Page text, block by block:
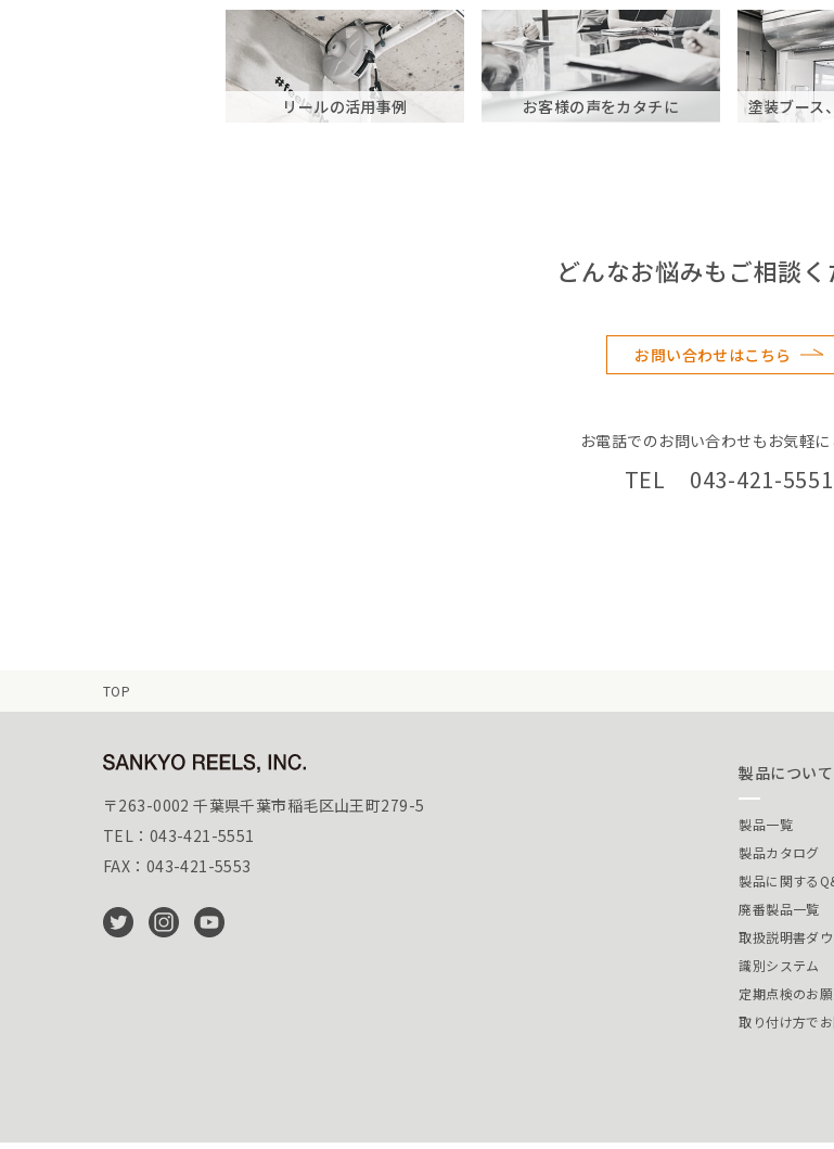
リールの活用事例 お客様の声をカタチに 塗装ブース
どんなお悩みもご相談
お問い合わせはこちら
お電話でのお問い合わせもお気軽
TEL 043-421-5551
TOP
〒263-0002 千葉県千葉市稲毛区山王町279-5
TEL：043-421-5551
FAX：043-421-5553
製品について
製品一覧
製品カタログ
製品に関する
廃番製品一覧
取扱説明書ダ
識別システム
定期点検のお
取り付け方で